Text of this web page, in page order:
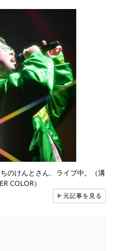
のけんとさん、ライブ中。（溝
COLOR）
▶元記事を見る